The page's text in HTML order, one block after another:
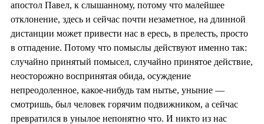
апостол Павел, к слышанному, потому что малейшее
отклонение, здесь и сейчас почти незаметное, на длинной
дистанции может привести нас в ересь, в прелесть, просто
в отпадение. Потому что помыслы действуют именно так:
случайно принятый помысел, случайно принятое действие,
неосторожно воспринятая обида, осуждение
непреодоленное, какое-нибудь там нытье, уныние —
смотришь, был человек горячим подвижником, а сейчас
превратился в унылое непонятно что. И никто из нас